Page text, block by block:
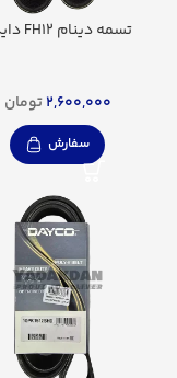
تسمه دینام FH12 دایکو
2,600,000 تومان
سفارش